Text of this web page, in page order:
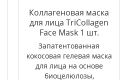
Коллагеновая маска
для лица TriCollagen
Face Mask 1 шт.
Запатентованная
кокосовая гелевая маска
для лица на основе
биоцелюлозы,